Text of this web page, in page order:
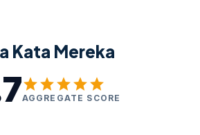
Kata Mereka
starstarstarstarstar
AGGREGATE SCORE